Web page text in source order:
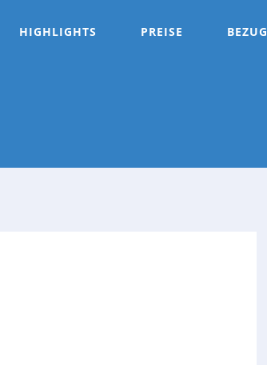
HIGHLIGHTS PREISE BEZUG